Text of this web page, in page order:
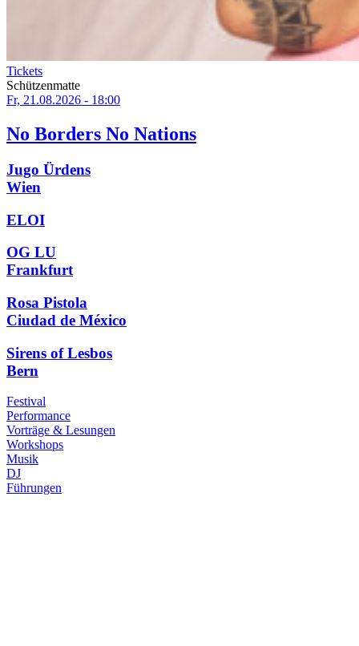
Tickets
Schützenmatte
Fr, 21.08.2026 - 18:00
No Borders No Nations
Jugo Ürdens
Wien
ELOI
OG LU
Frankfurt
Rosa Pistola
Ciudad de México
Sirens of Lesbos
Bern
Festival
Performance
Vorträge & Lesungen
Workshops
Musik
DJ
Führungen